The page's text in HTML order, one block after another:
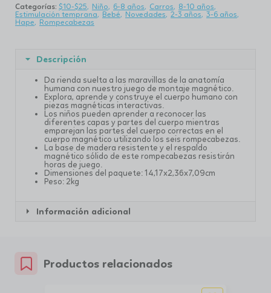
Categorías: $10-$25 Niño 6-8 años Carros
8-10 años
Estimulación temprana
Bebé Novedades 2-3 años 3-6 años
Hape
Rompecabezas
Descripción
Da rienda suelta a las maravillas de la anatomía
humana con nuestro juego de montaje magnético.
Explora, aprende y construye el cuerpo humano con
piezas magnéticas interactivas.
Los niños pueden aprender a reconocer las
diferentes capas y partes del cuerpo mientras
emparejan las partes del cuerpo correctas en el
cuerpo magnético utilizando los seis rompecabezas.
La base de madera resistente y el respaldo
magnético sólido de este rompecabezas resistirán
horas de juego.
Dimensiones del paquete: 14,17x2,36x7,09cm
Peso: 2kg
Información adicional
Productos relacionados